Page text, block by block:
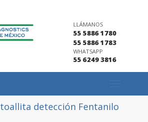
LLÁMANOS
55 5886 1780
55 5886 1783
WHATSAPP
55 6249 3816
Toggle
navigation
toallita detección Fentanilo